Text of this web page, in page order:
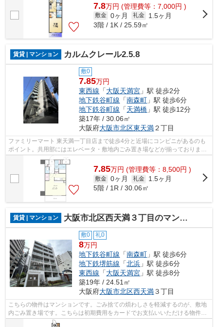
7.8万円 (管理費等：7,000円 )
敷金 0ヶ月 礼金
1.5ヶ月
3階 / 1K / 25.59㎡
賃貸 | マンション カルムクレール2.5.8
敷0
7.85万円
東西線 「大阪天満宮 」駅 徒歩2分
地下鉄谷町線 「南森町 」駅 徒歩6分
地下鉄谷町線 「天満橋 」駅 徒歩12分
築17年 / 30.06㎡
大阪府大阪市北区東天満２丁目
ファミリーマート 東天満一丁目店まで徒歩4分と近場にコンビニがあるのも
ポイント。共用部にはエレベータ・敷地内ごみ置き場などが揃っておりま
す。徒歩2分で駅にアクセス可能な、魅力...
7.85万円 (管理費等：8,500円 )
敷金 0ヶ月 礼金
1.5ヶ月
5階 / 1R / 30.06㎡
賃貸 | マンション 大阪市北区西天満３丁目のマンション
敷0 礼0
8万円
地下鉄谷町線 「南森町 」駅 徒歩6分
地下鉄堺筋線 「北浜 」駅 徒歩6分
東西線 「大阪天満宮 」駅 徒歩8分
築19年 / 24.51㎡
大阪府大阪市北区西天満３丁目
こちらの物件はマンションです。ごみ捨ての煩わしさを軽減するのが、敷地
内ごみ置き場です。こちらは初期費用をカードでお支払いいただける物件な
ので、支払い手続きの手間が省けます...